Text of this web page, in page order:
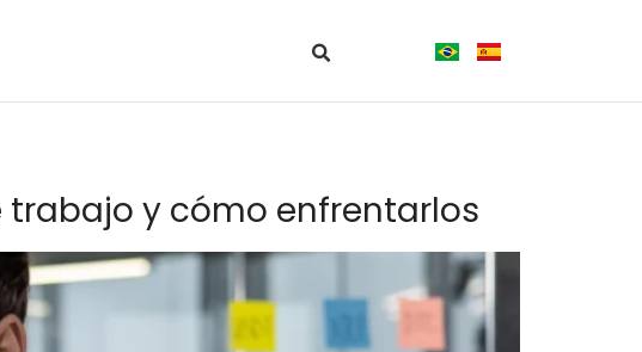
trabajo y cómo enfrentarlos